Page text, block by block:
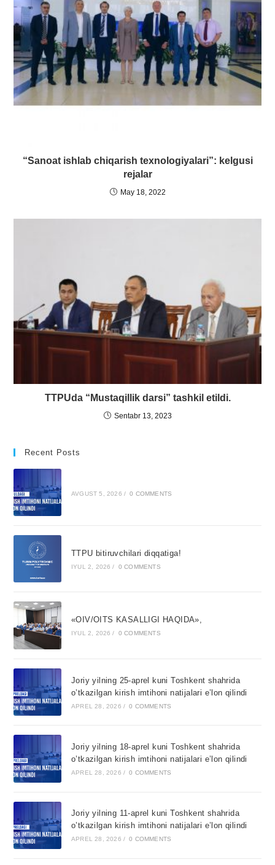
“Sanoat ishlab chiqarish texnologiyalari”: kelgusi
rejalar
May 18, 2022
TTPUda “Mustaqillik darsi” tashkil etildi.
Sentabr 13, 2023
Recent Posts
AVGUST 5, 2026 / 0 COMMENTS
TTPU bitiruvchilari diqqatiga!
IYUL 2, 2026 / 0 COMMENTS
«OIV/OITS KASALLIGI HAQIDA»,
IYUL 2, 2026 / 0 COMMENTS
Joriy yilning 25-aprel kuni Toshkent shahrida
o’tkazilgan kirish imtihoni natijalari e’lon qilindi
APREL 28, 2026 / 0 COMMENTS
Joriy yilning 18-aprel kuni Toshkent shahrida
o’tkazilgan kirish imtihoni natijalari e’lon qilindi
APREL 28, 2026 / 0 COMMENTS
Joriy yilning 11-aprel kuni Toshkent shahrida
o’tkazilgan kirish imtihoni natijalari e’lon qilindi
APREL 28, 2026 / 0 COMMENTS